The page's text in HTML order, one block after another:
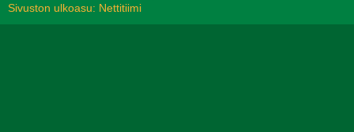
Sivuston ulkoasu: Nettitiimi